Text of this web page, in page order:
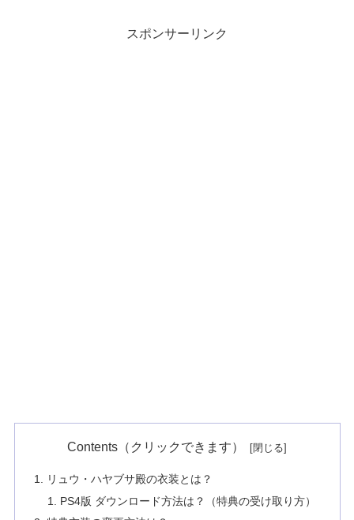
スポンサーリンク
Contents（クリックできます）
リュウ・ハヤブサ殿の衣装とは？
PS4版 ダウンロード方法は？（特典の受け取り方）